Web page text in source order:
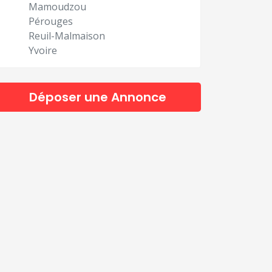
Mamoudzou
Pérouges
Reuil-Malmaison
Yvoire
Déposer une Annonce